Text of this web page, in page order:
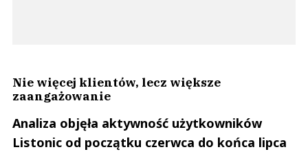
Nie więcej klientów, lecz większe
zaangażowanie
Analiza objęła aktywność użytkowników
Listonic od początku czerwca do końca lipca